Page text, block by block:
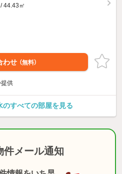
44.43㎡
わせ （無料）
供
すべての部屋を見る
件メール通知